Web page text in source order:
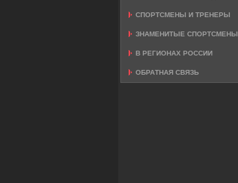
СПОРТСМЕНЫ И ТРЕНЕРЫ
ЗНАМЕНИТЫЕ СПОРТСМЕНЫ
В РЕГИОНАХ РОССИИ
ОБРАТНАЯ СВЯЗЬ